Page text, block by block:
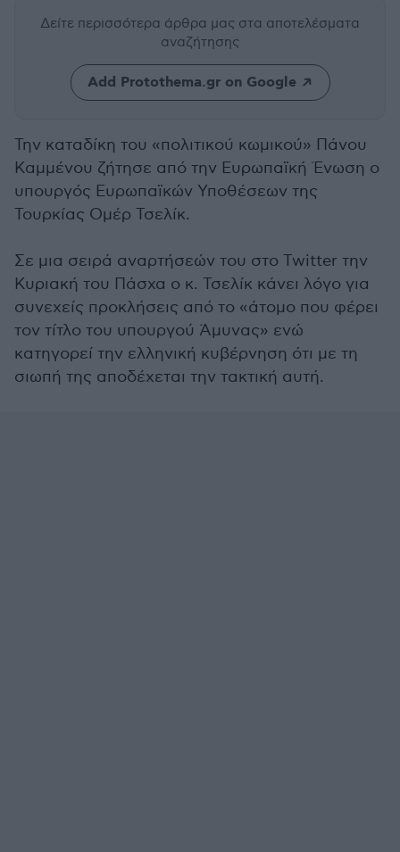
Δείτε περισσότερα άρθρα μας στα αποτελέσματα
αναζήτησης
Add Protothema.gr on Google
Την καταδίκη του «πολιτικού κωμικού» Πάνου
Καμμένου ζήτησε από την Ευρωπαϊκή Ένωση ο
υπουργός Ευρωπαϊκών Υποθέσεων της
Τουρκίας Ομέρ Τσελίκ.
Σε μια σειρά αναρτήσεών του στο Twitter την
Κυριακή του Πάσχα ο κ. Τσελίκ κάνει λόγο για
συνεχείς προκλήσεις από το «άτομο που φέρει
τον τίτλο του υπουργού Άμυνας» ενώ
κατηγορεί την ελληνική κυβέρνηση ότι με τη
σιωπή της αποδέχεται την τακτική αυτή.